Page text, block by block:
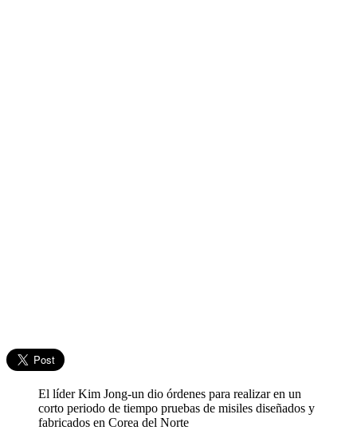
El líder Kim Jong-un dio órdenes para realizar en un
corto periodo de tiempo pruebas de misiles diseñados y
fabricados en Corea del Norte